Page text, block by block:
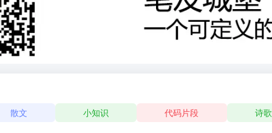
散文 小知识 代码片段 诗歌